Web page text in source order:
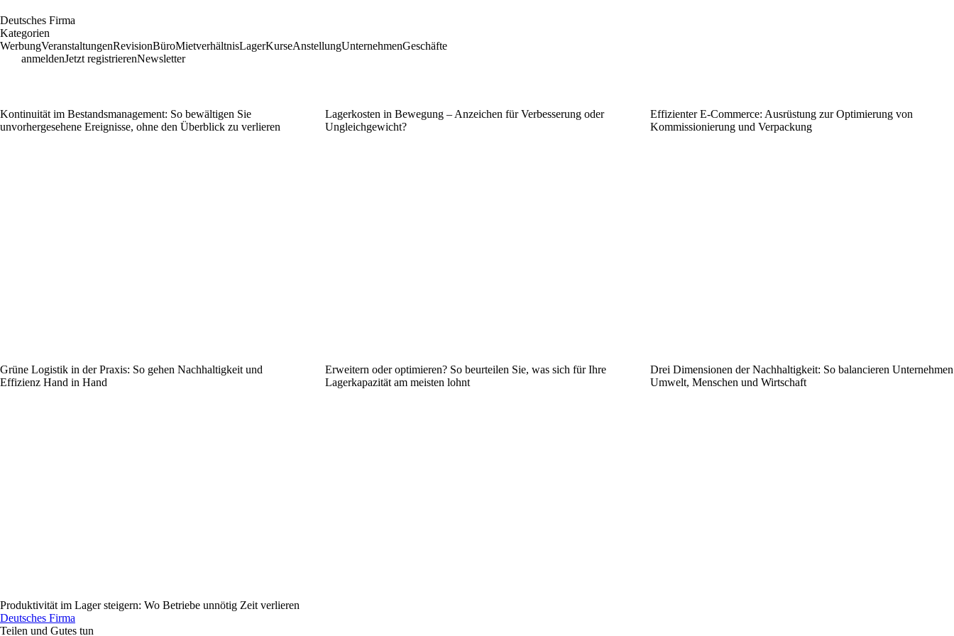
Deutsches Firma
Kategorien
WerbungVeranstaltungenRevisionBüroMietverhältnisLagerKurseAnstellungUnternehmenGeschäfte
anmeldenJetzt registrierenNewsletter
Kontinuität im Bestandsmanagement: So bewältigen Sie
unvorhergesehene Ereignisse, ohne den Überblick zu verlieren
Lagerkosten in Bewegung – Anzeichen für Verbesserung oder
Ungleichgewicht?
Effizienter E‑Commerce: Ausrüstung zur Optimierung von
Kommissionierung und Verpackung
Grüne Logistik in der Praxis: So gehen Nachhaltigkeit und
Effizienz Hand in Hand
Erweitern oder optimieren? So beurteilen Sie, was sich für Ihre
Lagerkapazität am meisten lohnt
Drei Dimensionen der Nachhaltigkeit: So balancieren Unternehmen
Umwelt, Menschen und Wirtschaft
Produktivität im Lager steigern: Wo Betriebe unnötig Zeit verlieren
Deutsches Firma
Teilen und Gutes tun